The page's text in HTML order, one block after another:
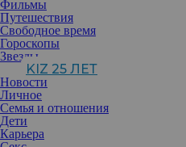
Фильмы
Путешествия
Свободное время
Гороскопы
Звезды
KIZ 25 ЛЕТ
Новости
Личное
Семья и отношения
Дети
Карьера
Со временем отношения выходят